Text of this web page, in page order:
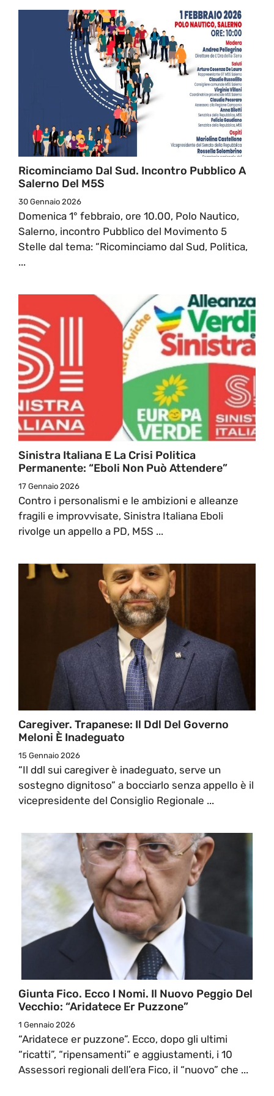
Ricominciamo Dal Sud. Incontro Pubblico A
Salerno Del M5S
30 Gennaio 2026
Domenica 1° febbraio, ore 10.00, Polo Nautico,
Salerno, incontro Pubblico del Movimento 5
Stelle dal tema: “Ricominciamo dal Sud, Politica,
...
Sinistra Italiana E La Crisi Politica
Permanente: “Eboli Non Può Attendere”
17 Gennaio 2026
Contro i personalismi e le ambizioni e alleanze
fragili e improvvisate, Sinistra Italiana Eboli
rivolge un appello a PD, M5S ...
Caregiver. Trapanese: Il Ddl Del Governo
Meloni È Inadeguato
15 Gennaio 2026
“Il ddl sui caregiver è inadeguato, serve un
sostegno dignitoso” a bocciarlo senza appello è il
vicepresidente del Consiglio Regionale ...
Giunta Fico. Ecco I Nomi. Il Nuovo Peggio Del
Vecchio: “Aridatece Er Puzzone”
1 Gennaio 2026
“Aridatece er puzzone”. Ecco, dopo gli ultimi
“ricatti”, “ripensamenti” e aggiustamenti, i 10
Assessori regionali dell’era Fico, il “nuovo” che ...